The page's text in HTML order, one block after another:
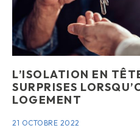
L’ISOLATION EN
SURPRISES
LOGEMENT
21 OCTOBRE 2022